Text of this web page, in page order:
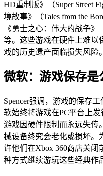
HD重制版》（Super Street
境故事》（Tales from the
《勇士之心：伟大的战争》
等。这些游戏在硬件上难以
戏的历史遗产面临损失风险。
微软：游戏保存是
Spencer强调，游戏的保存
软始终将游戏在PC平台上
游戏因硬件限制而永远失传
械设备终究会老化或损坏。
许他们在Xbox 360商店关闭
种方式继续游玩这些经典作